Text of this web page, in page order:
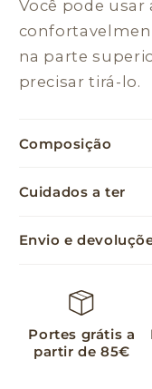
Você pode
na parte
precisar tirá-lo.
Composição
Cuidados a ter
Envio e
Portes grátis a
partir de 85€